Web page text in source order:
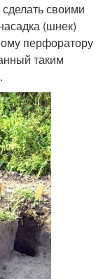
своими
(шнек)
перфоратору
таким